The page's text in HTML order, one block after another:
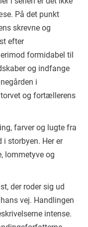
På det punkt
skrevne og
efter
formidabel til
og indfange
i
og fortællerens
farver og lugte fra
storbyen. Her er
lommetyve og
der roder sig ud
vej. Handlingen
intense.